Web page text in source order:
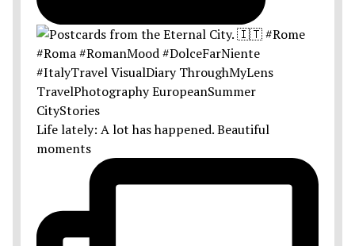
Life lately: A lot has happened. Beautiful
moments